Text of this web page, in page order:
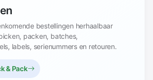
bestellingen herhaalbaar
packen, batches,
labels, serienummers en retouren.
& Pack